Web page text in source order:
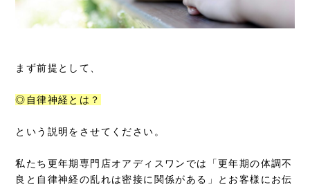
まず前提として、
◎自律神経とは？
という説明をさせてください。
私たち更年期専門店オアディスワンでは「更年期の体調不
良と自律神経の乱れは密接に関係がある」とお客様にお伝